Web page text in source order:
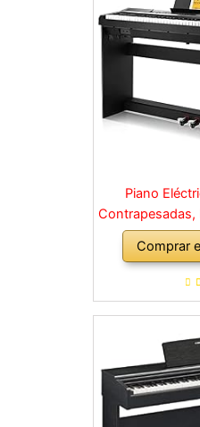
Piano
Contrapesadas,
Piano Digital
Soporte y
Comprar